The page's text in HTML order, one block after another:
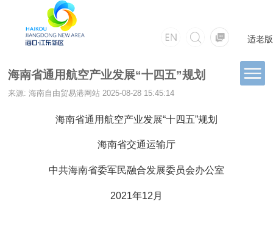
适老版
海南省通用航空产业发展“十四五”规划
来源: 海南自由贸易港网站 2025-08-28 15:45:14
海南省通用航空产业发展“十四五”规划
海南省交通运输厅
中共海南省委军民融合发展委员会办公室
2021年12月